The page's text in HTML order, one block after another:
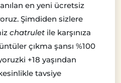
en yeni ücretsiz
Şimdiden sizlere
chatrulet ile karşınıza
çıkma şansı %100
+18 yaşından
tavsiye